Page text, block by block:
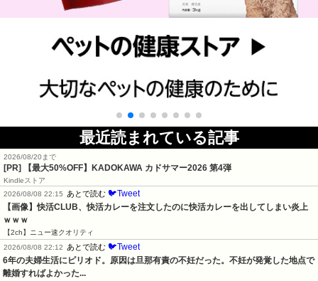
最近読まれている記事
2026/08/20まで
[PR] 【最大50%OFF】KADOKAWA カドサマー2026 第4弾
Kindleストア
2026/08/08 22:15
あとで読む 🐦Tweet
【画像】快活CLUB、快活カレーを注文したのに快活カレーを出してしまい炎上
ｗｗｗ
【2ch】ニュー速クオリティ
2026/08/08 22:12
あとで読む 🐦Tweet
6年の夫婦生活にピリオド。原因は旦那有責の不妊だった。不妊が発覚した地点で
離婚すればよかった...